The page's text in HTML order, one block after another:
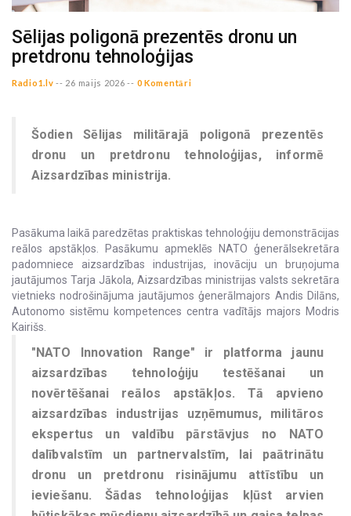
Sēlijas poligonā prezentēs dronu un
pretdronu tehnoloģijas
Radio1.lv -- 26 maijs 2026 -- 0 Komentāri
Šodien Sēlijas militārajā poligonā prezentēs
dronu un pretdronu tehnoloģijas, informē
Aizsardzības ministrija.
Pasākuma laikā paredzētas praktiskas tehnoloģiju demonstrācijas
reālos apstākļos. Pasākumu apmeklēs NATO ģenerālsekretāra
padomniece aizsardzības industrijas, inovāciju un bruņojuma
jautājumos Tarja Jākola, Aizsardzības ministrijas valsts sekretāra
vietnieks nodrošinājuma jautājumos ģenerālmajors Andis Dilāns,
Autonomo sistēmu kompetences centra vadītājs majors Modris
Kairišs.
"NATO Innovation Range" ir platforma jaunu
aizsardzības tehnoloģiju testēšanai un
novērtēšanai reālos apstākļos. Tā apvieno
aizsardzības industrijas uzņēmumus, militāros
ekspertus un valdību pārstāvjus no NATO
dalībvalstīm un partnervalstīm, lai paātrinātu
dronu un pretdronu risinājumu attīstību un
ieviešanu. Šādas tehnoloģijas kļūst arvien